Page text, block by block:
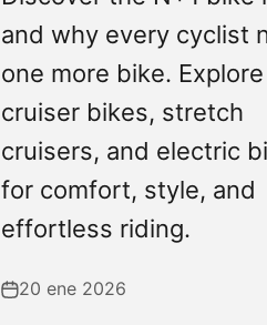
and why every cyclist
one more bike. Explore
cruiser bikes, stretch
cruisers, and electric
for comfort, style, and
effortless riding.
20 ene 2026